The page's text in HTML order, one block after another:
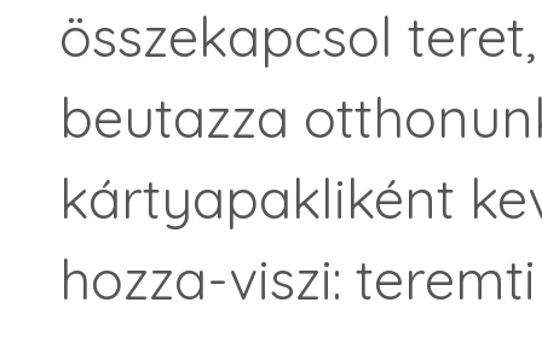
összekapcsol
beutazza
kártyapakliként
hozza-viszi: